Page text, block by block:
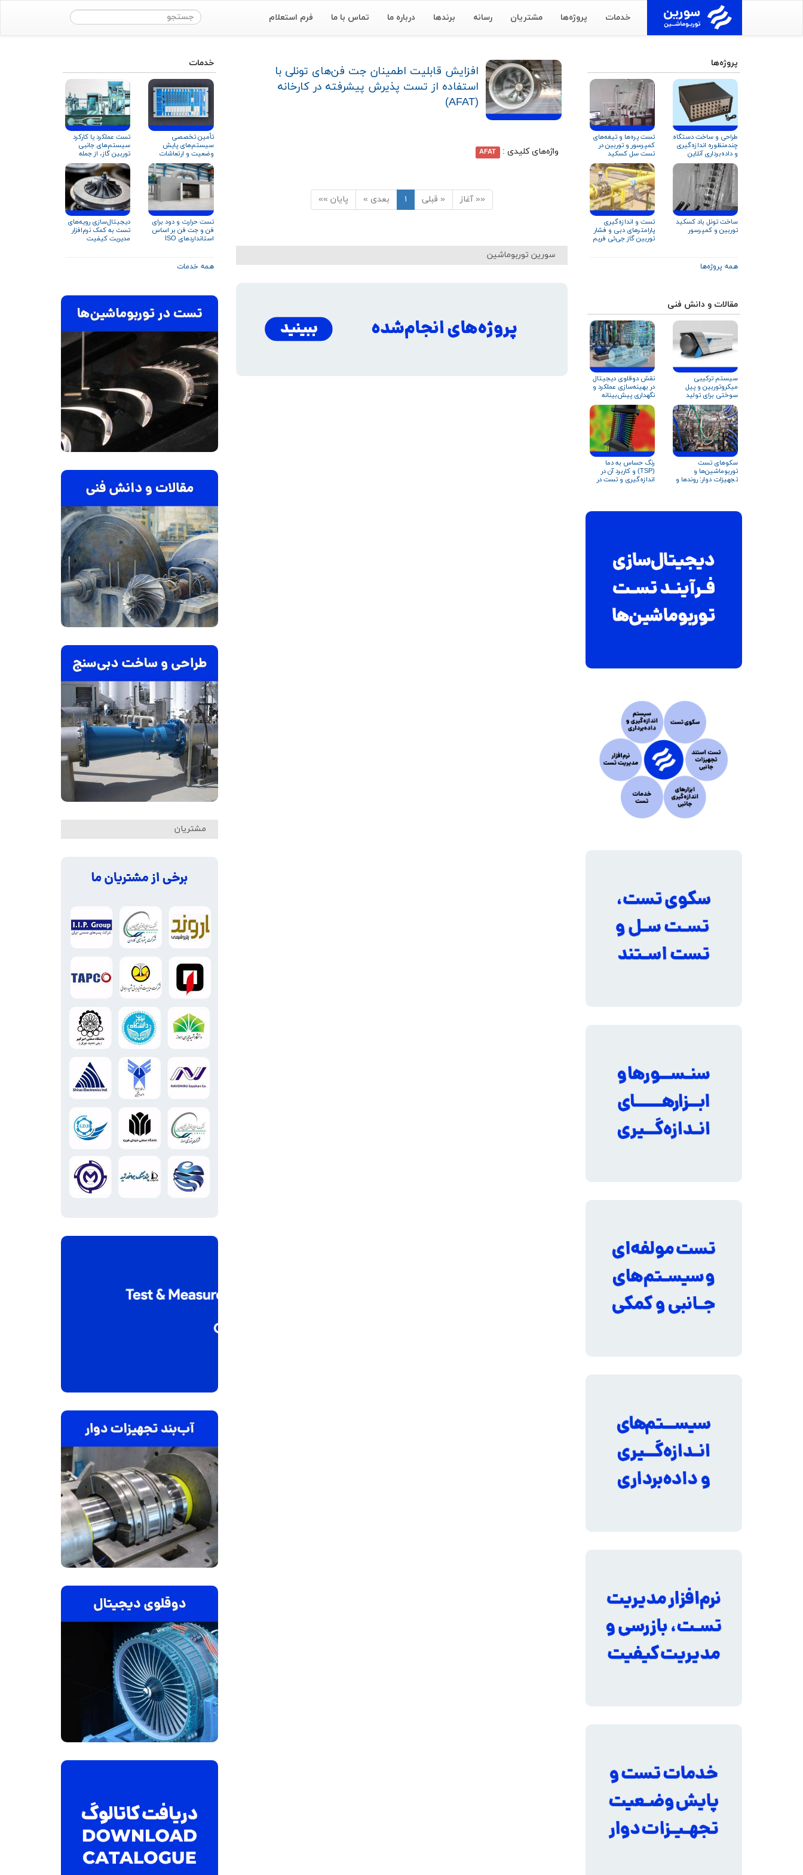
خدمات پروژه‌ها مشتریان رسانه برندها درباره ما تماس با ما فرم استعلام
پروژه‌ها
طراحی و ساخت دستگاه
چندمنظوره اندازه‌گیری
و داده‌برداری آنلاین
عملکرد کمپرسور و
تجهیزات دوار
تست پره‌ها و تیغه‌های
کمپرسور و توربین در
تست سل کسکید
ساخت تونل باد کسکید
توربین و کمپرسور
تست و اندازه‌گیری
پارامترهای دبی و فشار
توربین گاز جی‌ئی فریم
همه پروژه‌ها
مقالات و دانش فنی
سیستم ترکیبی
میکروتوربین و پیل
سوختی برای تولید
توان
نقش دوقلوی دیجیتال
در بهینه‌سازی عملکرد و
نگهداری پیش‌بینانه
تجهیزات دوار و
توربوماشین‌ها
سکوهای تست
توربوماشین‌ها و
تجهیزات دوار: روندها و
رنگ حساس به دما
(TSP) و کاربرد آن در
اندازه‌گیری و تست در
افزایش قابلیت اطمینان جت فن‌های تونلی با
استفاده از تست پذیرش پیشرفته در کارخانه
(AFAT)
واژه‌های کلیدی : AFAT
«« آغاز « قبلی ۱ بعدی » پایان »»
سورین توربوماشین
خدمات
تأمین تخصصی
سیستم‌های پایش
وضعیت و ارتعاشات
تجهیزات دوار
تست عملکرد یا کارکرد
سیستم‌های جانبی
توربین گاز، از جمله
سیستم روغن‌کاری
تست حرارت و دود برای
فن و جت‌‌ فن‌ بر اساس
استانداردهای ISO
دیجیتال‌سازی رویه‌های
تست به کمک نرم‌افزار
مدیریت کیفیت
همه خدمات
مشتریان